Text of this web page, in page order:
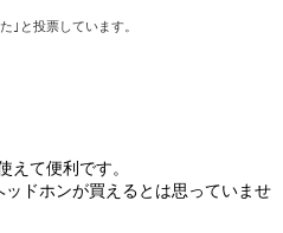
｣と投票しています。
えて便利です。
ドホンが買えるとは思っていませ